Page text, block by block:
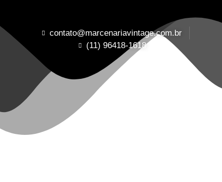
contato@marcenariavintage.com.br
(11) 96418-1618